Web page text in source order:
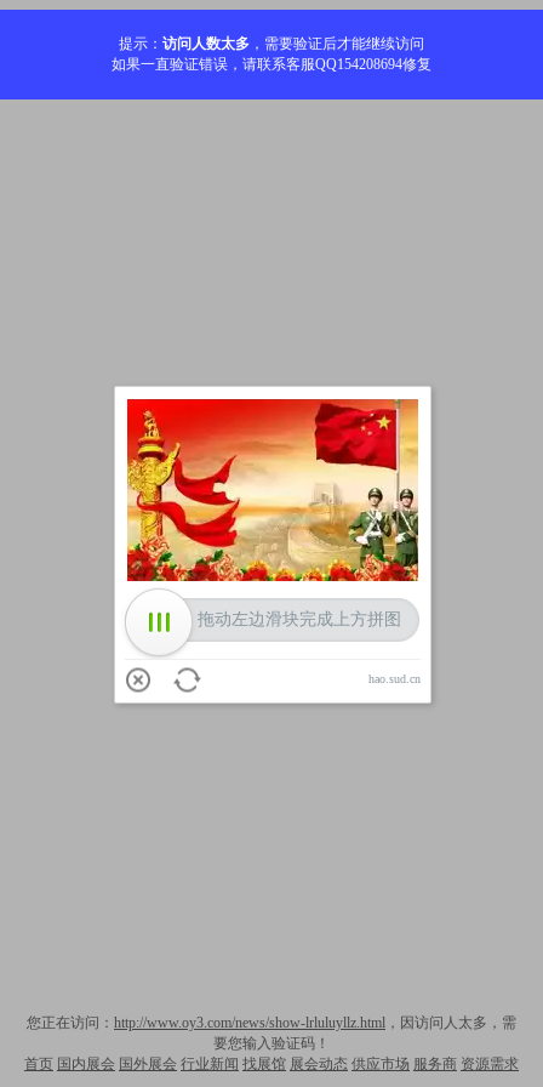
提示： 访问人数太多 ，需要验证后才能继续访问
如果一直验证错误，请联系客服QQ154208694修复
您正在访问： http://www.oy3.com/news/show-lrluluyllz.html ，因访问人太多，需
要您输入验证码！
首页 国内展会 国外展会 行业新闻 找展馆 展会动态 供应市场 服务商 资源需求
加载中
拖动左边滑块完成上方拼图
hao.sud.cn